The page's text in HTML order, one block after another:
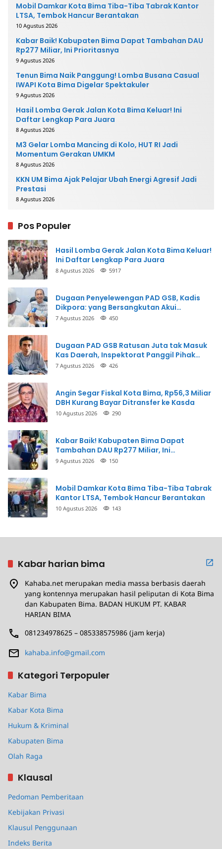
Mobil Damkar Kota Bima Tiba-Tiba Tabrak Kantor
LTSA, Tembok Hancur Berantakan
10 Agustus 2026
Kabar Baik! Kabupaten Bima Dapat Tambahan DAU
Rp277 Miliar, Ini Prioritasnya
9 Agustus 2026
Tenun Bima Naik Panggung! Lomba Busana Casual
IWAPI Kota Bima Digelar Spektakuler
9 Agustus 2026
Hasil Lomba Gerak Jalan Kota Bima Keluar! Ini
Daftar Lengkap Para Juara
8 Agustus 2026
M3 Gelar Lomba Mancing di Kolo, HUT RI Jadi
Momentum Gerakan UMKM
8 Agustus 2026
KKN UM Bima Ajak Pelajar Ubah Energi Agresif Jadi
Prestasi
8 Agustus 2026
Pos Populer
Hasil Lomba Gerak Jalan Kota Bima Keluar!
Ini Daftar Lengkap Para Juara
8 Agustus 2026 5917
Dugaan Penyelewengan PAD GSB, Kadis
Dikpora: yang Bersangkutan Akui
Perbuatannya dan Siap Mengembalikan
7 Agustus 2026 450
Dugaan PAD GSB Ratusan Juta tak Masuk
Kas Daerah, Inspektorat Panggil Pihak
Terkait
7 Agustus 2026 426
Angin Segar Fiskal Kota Bima, Rp56,3 Miliar
DBH Kurang Bayar Ditransfer ke Kasda
10 Agustus 2026 290
Kabar Baik! Kabupaten Bima Dapat
Tambahan DAU Rp277 Miliar, Ini
Prioritasnya
9 Agustus 2026 150
Mobil Damkar Kota Bima Tiba-Tiba Tabrak
Kantor LTSA, Tembok Hancur Berantakan
10 Agustus 2026 143
Kabar harian bima
Kahaba.net merupakan media massa berbasis daerah
yang kontennya merupakan hasil peliputan di Kota Bima
dan Kabupaten Bima. BADAN HUKUM PT. KABAR
HARIAN BIMA
081234978625 – 085338575986 (jam kerja)
kahaba.info@gmail.com
Kategori Terpopuler
Kabar Bima
Kabar Kota Bima
Hukum & Kriminal
Kabupaten Bima
Olah Raga
Klausal
Pedoman Pemberitaan
Kebijakan Privasi
Klausul Penggunaan
Indeks Berita